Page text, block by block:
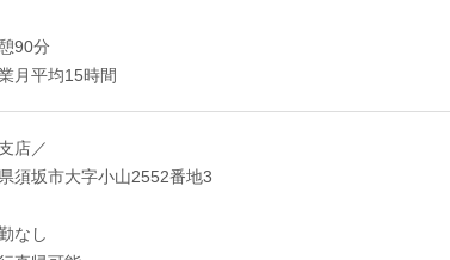
90分
月平均15時間
店／
須坂市大字小山2552番地3
なし